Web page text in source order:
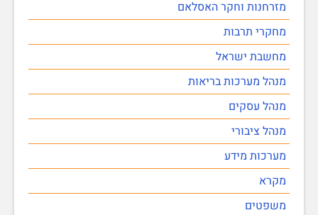
מזרחנות וחקר האסלאם
מחקרי תרבות
מחשבת ישראל
מנהל מערכות בריאות
מנהל עסקים
מנהל ציבורי
מערכות מידע
מקרא
משפטים